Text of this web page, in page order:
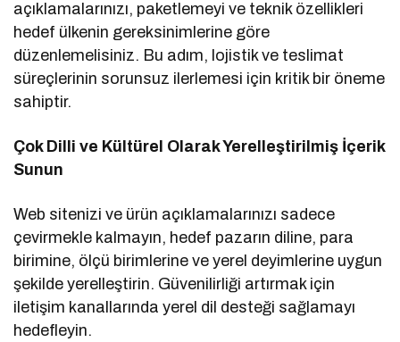
açıklamalarınızı, paketlemeyi ve teknik özellikleri
hedef ülkenin gereksinimlerine göre
düzenlemelisiniz. Bu adım, lojistik ve teslimat
süreçlerinin sorunsuz ilerlemesi için kritik bir öneme
sahiptir.
Çok Dilli ve Kültürel Olarak Yerelleştirilmiş İçerik
Sunun
Web sitenizi ve ürün açıklamalarınızı sadece
çevirmekle kalmayın, hedef pazarın diline, para
birimine, ölçü birimlerine ve yerel deyimlerine uygun
şekilde yerelleştirin. Güvenilirliği artırmak için
iletişim kanallarında yerel dil desteği sağlamayı
hedefleyin.